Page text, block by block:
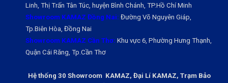
Linh, Thị Trấn Tân Túc, huyện Bình Chánh, TP.Hồ Chí Minh
Showroom KAMAZ Đồng Nai: Đường Võ Nguyên Giáp,
Tp.Biên Hòa, Đồng Nai
Showroom KAMAZ Cần Thơ: Khu vực 6, Phường Hưng Thạnh,
Quận Cái Răng, Tp.Cần Thơ
Hệ thống 30 Showroom KAMAZ, Đại Lí KAMAZ, Trạm Bảo